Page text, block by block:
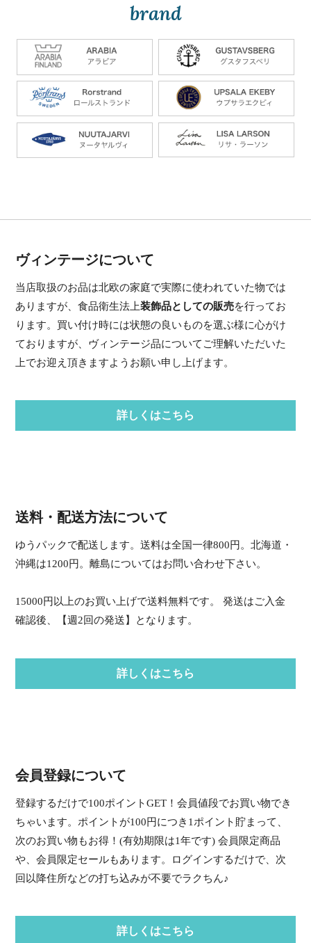
brand
ヴィンテージについて
当店取扱のお品は北欧の家庭で実際に使われていた物では
ありますが、食品衛生法上装飾品としての販売を行ってお
ります。買い付け時には状態の良いものを選ぶ様に心がけ
ておりますが、ヴィンテージ品についてご理解いただいた
上でお迎え頂きますようお願い申し上げます。
詳しくはこちら
送料・配送方法について
ゆうパックで配送します。送料は全国一律800円。北海道・
沖縄は1200円。離島についてはお問い合わせ下さい。
15000円以上のお買い上げで送料無料です。 発送はご入金
確認後、【週2回の発送】となります。
詳しくはこちら
会員登録について
登録するだけで100ポイントGET！会員値段でお買い物でき
ちゃいます。ポイントが100円につき1ポイント貯まって、
次のお買い物もお得！(有効期限は1年です) 会員限定商品
や、会員限定セールもあります。ログインするだけで、次
回以降住所などの打ち込みが不要でラクちん♪
詳しくはこちら